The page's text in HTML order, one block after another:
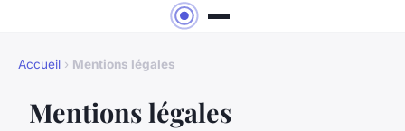
Accueil › Mentions légales
Mentions légales